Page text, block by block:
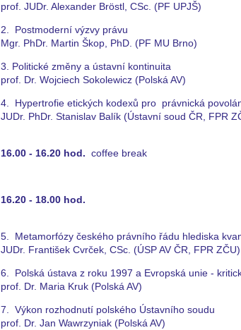
prof. JUDr. Alexander Bröstl, CSc. (PF UPJŠ)
2. Postmoderní výzvy právu
Mgr. PhDr. Martin Škop, PhD. (PF MU Brno)
3. Politické změny a ústavní kontinuita
prof. Dr. Wojciech Sokolewicz (Polská AV)
4. Hypertrofie etických kodexů pro právnická
JUDr. PhDr. Stanislav Balík (Ústavní soud ČR, FPR
16.00 - 16.20 hod. coffee break
16.20 - 18.00 hod.
5. Metamorfózy českého právního řádu hlediska
JUDr. František Cvrček, CSc. (ÚSP AV ČR, FPR ZČU)
6. Polská ústava z roku 1997 a Evropská unie -
prof. Dr. Maria Kruk (Polská AV)
7. Výkon rozhodnutí polského Ústavního soudu
prof. Dr. Jan Wawrzyniak (Polská AV)